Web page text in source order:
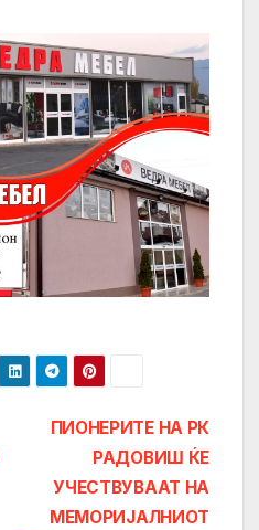
ПИОНЕРИТЕ НА РК
РАДОВИШ ЌЕ
УЧЕСТВУВААТ НА
МЕМОРИЈАЛНИОТ